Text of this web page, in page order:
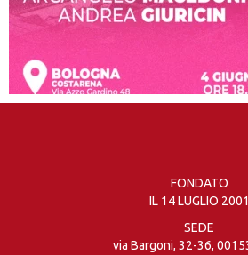
FONDATO
IL 14 LUGLIO 2001
SEDE
via Bargoni, 32-36,